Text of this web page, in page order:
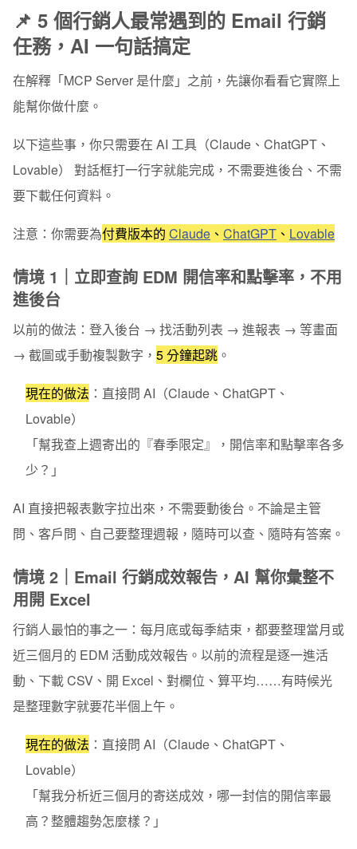
延伸閱讀
📌 5 個行銷人最常遇到的 Email 行銷
任務，AI 一句話搞定
在解釋「MCP Server 是什麼」之前，先讓你看看它實際上
能幫你做什麼。
以下這些事，你只需要在 AI 工具（Claude、ChatGPT、
Lovable） 對話框打一行字就能完成，不需要進後台、不需
要下載任何資料。
注意：你需要為付費版本的 Claude 、 ChatGPT 、 Lovable
情境 1｜立即查詢 EDM 開信率和點擊率，不用
進後台
以前的做法： 登入後台 → 找活動列表 → 進報表 → 等畫面
→ 截圖或手動複製數字， 5 分鐘起跳 。
現在的做法 ： 直接問 AI（Claude、ChatGPT、
Lovable）
「幫我查上週寄出的『春季限定』，開信率和點擊率各多
少？」
AI 直接把報表數字拉出來，不需要動後台。不論是主管
問、客戶問、自己要整理週報，隨時可以查、隨時有答案。
情境 2｜Email 行銷成效報告，AI 幫你彙整不
用開 Excel
行銷人最怕的事之一：每月底或每季結束，都要整理當月或
近三個月的 EDM 活動成效報告。以前的流程是逐一進活
動、下載 CSV、開 Excel、對欄位、算平均……有時候光
是整理數字就要花半個上午。
現在的做法 ：直接問 AI（Claude、ChatGPT、
Lovable）
「幫我分析近三個月的寄送成效，哪一封信的開信率最
高？整體趨勢怎麼樣？」